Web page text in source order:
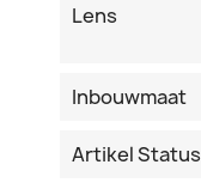
Lens
Inbouwmaat
Artikel Status